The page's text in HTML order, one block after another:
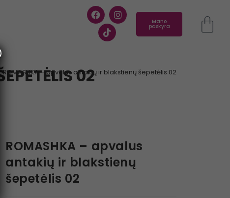
Mano
paskyra
02
ROMASHKA – apvalus antakių ir blakstienų šepetėlis 02
ROMASHKA – apvalus
antakių ir blakstienų
šepetėlis 02